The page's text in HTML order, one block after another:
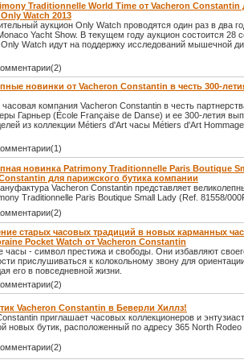
Traditionnelle World Time от Vacheron Constantin
Watch 2013
аукцион Only Watch проводятся один раз в два
Yacht Show. В текущем году аукцион состоится 28
Watch идут на поддержку исследований мышечной
новинки от Vacheron Constantin в чеcть 300-
часовая компания Vacheron Constantin в честь
Гарньер (École Française de Danse) и ее 300-летия
из коллекции Métiers d'Art часы Métiers d'Art
новинка Patrimony Traditionnelle Paris Boutique
для парижского бутика компании
Vacheron Constantin представляет
Traditionnelle Paris Boutique Small Lady (Ref. 81558/
старых часовых традиций в новых карманных
Pocket Watch от Vacheron Constantin
часы - символ престижа и свободы. Они избавляют
прислушиваться к колокольному звону для
его в повседневной жизни.
Vacheron Constantin в Беверли Хиллз!
приглашает часовых коллекционеров и
новых бутик, расположенный по адресу 365 North Rodeo